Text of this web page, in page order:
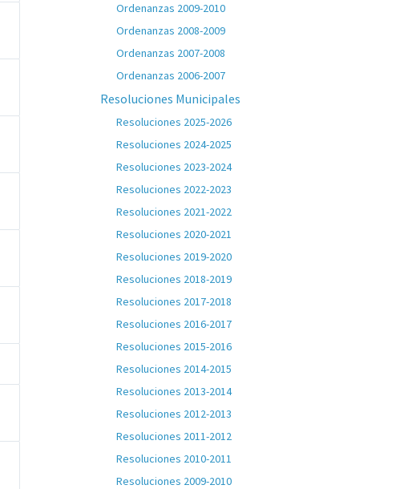
Ordenanzas 2009-2010
Ordenanzas 2008-2009
Ordenanzas 2007-2008
Ordenanzas 2006-2007
Resoluciones Municipales
Resoluciones 2025-2026
Resoluciones 2024-2025
Resoluciones 2023-2024
Resoluciones 2022-2023
Resoluciones 2021-2022
Resoluciones 2020-2021
Resoluciones 2019-2020
Resoluciones 2018-2019
Resoluciones 2017-2018
Resoluciones 2016-2017
Resoluciones 2015-2016
Resoluciones 2014-2015
Resoluciones 2013-2014
Resoluciones 2012-2013
Resoluciones 2011-2012
Resoluciones 2010-2011
Resoluciones 2009-2010